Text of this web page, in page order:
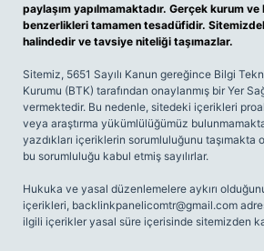
paylaşım yapılmamaktadır. Gerçek kurum
benzerlikleri tamamen tesadüfidir.
halindedir ve tavsiye niteliği taşımazlar.
Sitemiz, 5651 Sayılı Kanun gereğince Bilgi
Kurumu (BTK) tarafından onaylanmış bir Yer
vermektedir. Bu nedenle, sitedeki içerikleri
veya araştırma yükümlülüğümüz
yazdıkları içeriklerin sorumluluğunu taşımakta
bu sorumluluğu kabul etmiş sayılırlar.
Hukuka ve yasal düzenlemelere aykırı
içerikleri, backlinkpanelicomtr@gmail.com
ilgili içerikler yasal süre içerisinde sitemizden